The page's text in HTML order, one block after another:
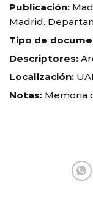
Publicación:
Madrid.
Tipo de
Descriptores:
Localización:
Notas: Memoria